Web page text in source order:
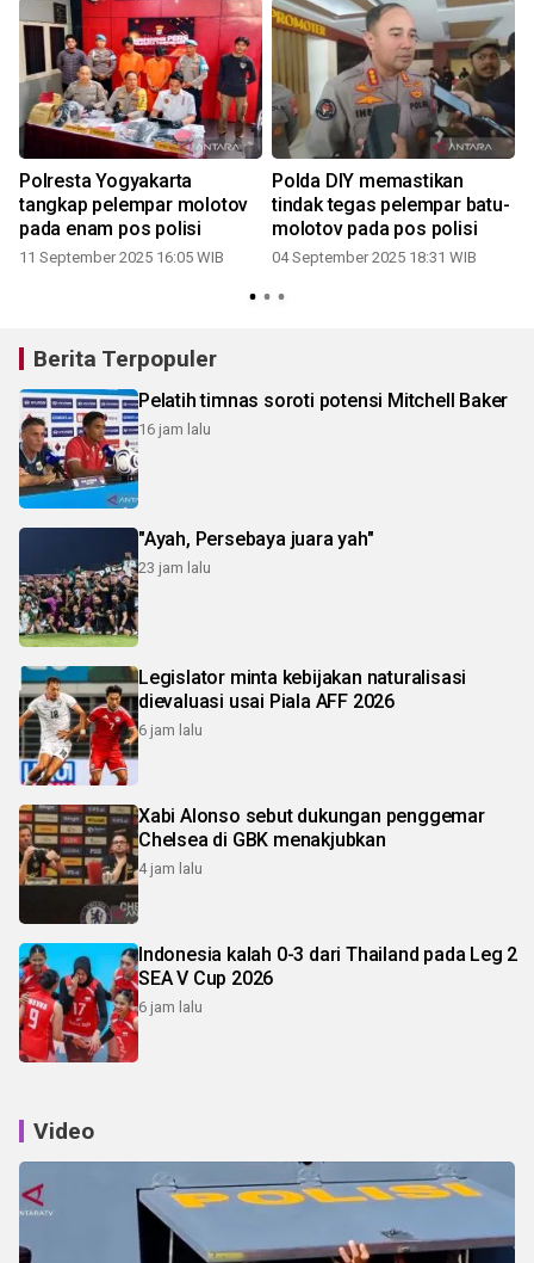
Polresta Yogyakarta
tangkap pelempar molotov
pada enam pos polisi
11 September 2025 16:05 WIB
Polda DIY memastikan
tindak tegas pelempar batu-
molotov pada pos polisi
04 September 2025 18:31 WIB
Berita Terpopuler
Pelatih timnas soroti potensi Mitchell Baker
16 jam lalu
"Ayah, Persebaya juara yah"
23 jam lalu
Legislator minta kebijakan naturalisasi
dievaluasi usai Piala AFF 2026
6 jam lalu
Xabi Alonso sebut dukungan penggemar
Chelsea di GBK menakjubkan
4 jam lalu
Indonesia kalah 0-3 dari Thailand pada Leg 2
SEA V Cup 2026
6 jam lalu
Video